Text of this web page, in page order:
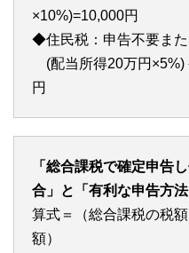
×10%)=10,000円
◆住民税：申告不要ま
(配当所得20万円×5%)
円
「総合課税で確定申告
合」と「有利な申告方
算式＝（総合課税の税
額）